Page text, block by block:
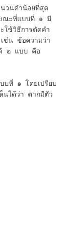
วนคำน้อยที่สุด
ณะที่แบบที่ ๑ มี
ใช้วิธีการตัดคำ
ช่น ข้อความว่า
ด้ ๒ แบบ คือ
ที่ ๑ โดยเปรียบ
นได้ว่า ตากมีตัว